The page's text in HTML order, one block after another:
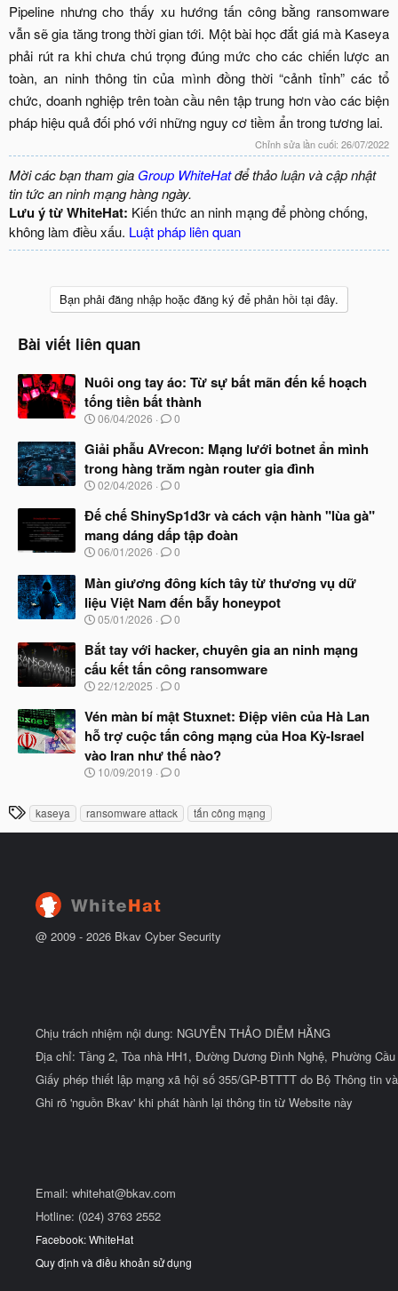
Pipeline nhưng cho thấy xu hướng tấn công bằng ransomware
vẫn sẽ gia tăng trong thời gian tới. Một bài học đắt giá mà Kaseya
phải rút ra khi chưa chú trọng đúng mức cho các chiến lược an
toàn, an ninh thông tin của mình đồng thời “cảnh tỉnh” các tổ
chức, doanh nghiệp trên toàn cầu nên tập trung hơn vào các biện
pháp hiệu quả đối phó với những nguy cơ tiềm ẩn trong tương lai.​
Chỉnh sửa lần cuối: 26/07/2022
Mời các bạn tham gia Group WhiteHatđể thảo luận và cập nhật
tin tức an ninh mạng hàng ngày.
Lưu ý từ WhiteHat: Kiến thức an ninh mạng để phòng chống,
không làm điều xấu. Luật pháp liên quan
Bạn phải đăng nhập hoặc đăng ký để phản hồi tại đây.
Bài viết liên quan
Nuôi ong tay áo: Từ sự bất mãn đến kế hoạch
tống tiền bất thành
N
à
b
ắ
đ
ầ
u
06/04/2026 0
Giải phẫu AVrecon: Mạng lưới botnet ẩn mình
trong hàng trăm ngàn router gia đình
N
à
b
ắ
đ
ầ
u
02/04/2026 0
Đế chế ShinySp1d3r và cách vận hành "lùa gà"
mang dáng dấp tập đoàn
N
à
y
b
ắ
đ
ầ
u
06/01/2026 0
Màn giương đông kích tây từ thương vụ dữ
liệu Việt Nam đến bẫy honeypot
N
à
y
b
ắ
đ
ầ
u
05/01/2026 0
Bắt tay với hacker, chuyên gia an ninh mạng
cấu kết tấn công ransomware
N
à
y
b
ắ
t
u
22/12/2025 0
Vén màn bí mật Stuxnet: Điệp viên của Hà Lan
hỗ trợ cuộc tấn công mạng của Hoa Kỳ-Israel
vào Iran như thế nào?
N
y
u
10/09/2019 0
T
h
kaseya ransomware attack tấn công mạng
@ 2009 - 2026 Bkav Cyber Security
Chịu trách nhiệm nội dung: NGUYỄN THẢO DIỄM HẰNG
Địa chỉ: Tầng 2, Tòa nhà HH1, Đường Dương Đình Nghệ, Phường
Giấy phép thiết lập mạng xã hội số 355/GP-BTTTT do Bộ Thông tin
Ghi rõ 'nguồn Bkav' khi phát hành lại thông tin từ Website này
Email: whitehat@bkav.com
Hotline: (024) 3763 2552
Facebook: WhiteHat
Quy định và điều khoản sử dụng